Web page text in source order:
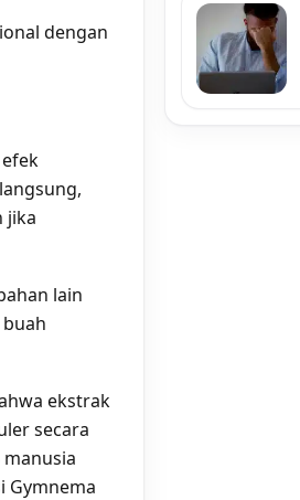
dengan
jika
lain
ekstrak
secara
Gymnema